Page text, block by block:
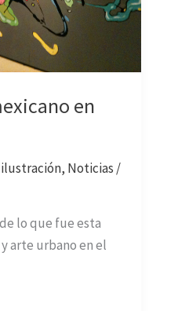
en
ilustración, Noticias /
lo que fue esta
arte urbano en el